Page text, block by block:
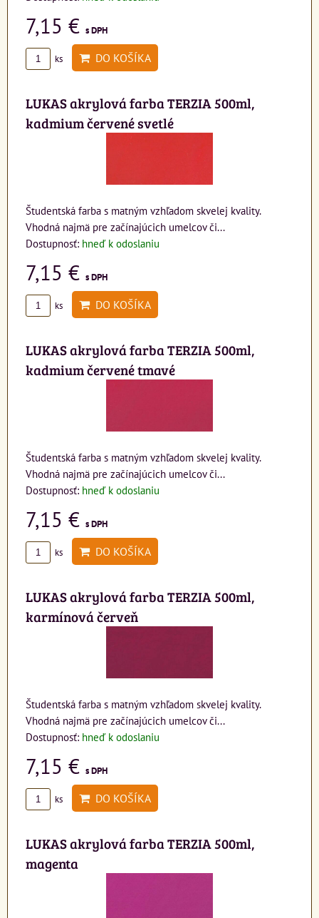
7,15 € s DPH
ks DO KOŠÍKA
LUKAS akrylová farba TERZIA 500ml,
kadmium červené svetlé
Študentská farba s matným vzhľadom skvelej kvality.
Vhodná najmä pre začínajúcich umelcov či...
Dostupnosť: hneď k odoslaniu
7,15 € s DPH
ks DO KOŠÍKA
LUKAS akrylová farba TERZIA 500ml,
kadmium červené tmavé
Študentská farba s matným vzhľadom skvelej kvality.
Vhodná najmä pre začínajúcich umelcov či...
Dostupnosť: hneď k odoslaniu
7,15 € s DPH
ks DO KOŠÍKA
LUKAS akrylová farba TERZIA 500ml,
karmínová červeň
Študentská farba s matným vzhľadom skvelej kvality.
Vhodná najmä pre začínajúcich umelcov či...
Dostupnosť: hneď k odoslaniu
7,15 € s DPH
ks DO KOŠÍKA
LUKAS akrylová farba TERZIA 500ml,
magenta